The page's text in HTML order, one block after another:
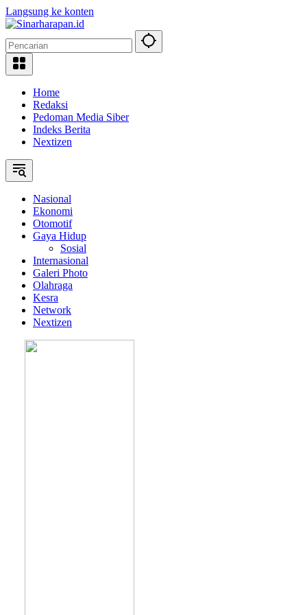
Langsung ke konten
Home
Redaksi
Pedoman Media Siber
Indeks Berita
Nextizen
Nasional
Ekonomi
Otomotif
Gaya Hidup
Sosial
Internasional
Galeri Photo
Olahraga
Kesra
Network
Nextizen